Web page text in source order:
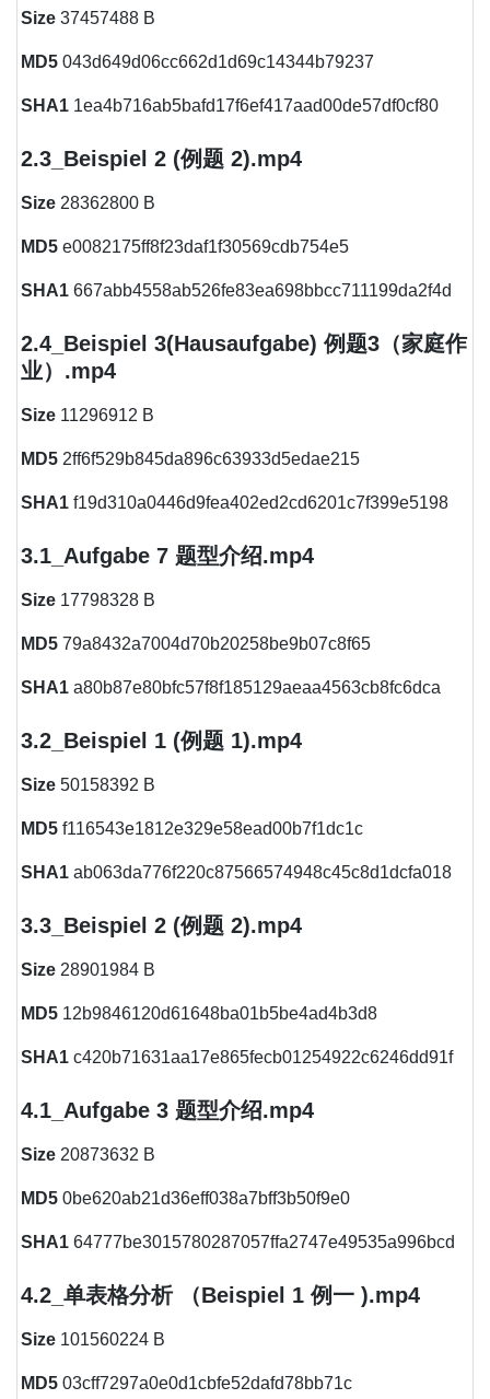
Size 37457488 B
MD5 043d649d06cc662d1d69c14344b79237
SHA1 1ea4b716ab5bafd17f6ef417aad00de57df0cf80
2.3_Beispiel 2 (例题 2).mp4
Size 28362800 B
MD5 e0082175ff8f23daf1f30569cdb754e5
SHA1 667abb4558ab526fe83ea698bbcc711199da2f4d
2.4_Beispiel 3(Hausaufgabe) 例题3（家庭作
业）.mp4
Size 11296912 B
MD5 2ff6f529b845da896c63933d5edae215
SHA1 f19d310a0446d9fea402ed2cd6201c7f399e5198
3.1_Aufgabe 7 题型介绍.mp4
Size 17798328 B
MD5 79a8432a7004d70b20258be9b07c8f65
SHA1 a80b87e80bfc57f8f185129aeaa4563cb8fc6dca
3.2_Beispiel 1 (例题 1).mp4
Size 50158392 B
MD5 f116543e1812e329e58ead00b7f1dc1c
SHA1 ab063da776f220c87566574948c45c8d1dcfa018
3.3_Beispiel 2 (例题 2).mp4
Size 28901984 B
MD5 12b9846120d61648ba01b5be4ad4b3d8
SHA1 c420b71631aa17e865fecb01254922c6246dd91f
4.1_Aufgabe 3 题型介绍.mp4
Size 20873632 B
MD5 0be620ab21d36eff038a7bff3b50f9e0
SHA1 64777be3015780287057ffa2747e49535a996bcd
4.2_单表格分析 （Beispiel 1 例一 ).mp4
Size 101560224 B
MD5 03cff7297a0e0d1cbfe52dafd78bb71c